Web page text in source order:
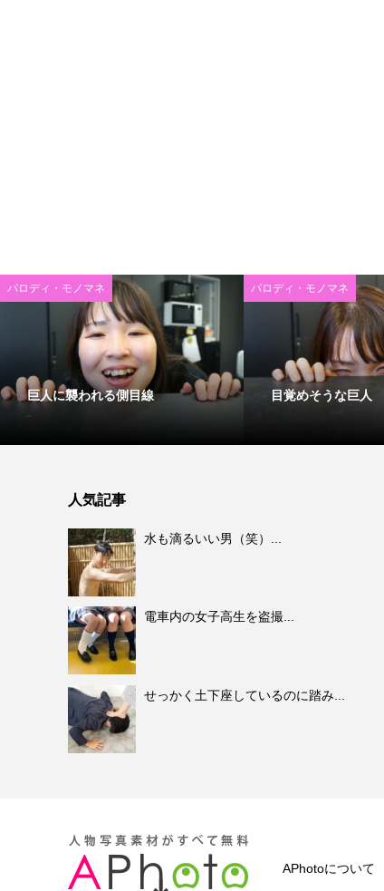
パロディ・モノマネ
巨人に襲われる側目線
パロディ・モノマネ
目覚めそうな巨人
人気記事
水も滴るいい男（笑）...
電車内の女子高生を盗撮...
せっかく土下座しているのに踏み...
APhotoについて